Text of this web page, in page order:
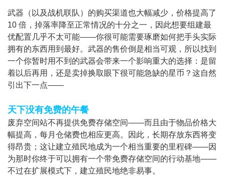
武器（以及战机联队）的购买渠道也大幅减少，价格提高了
10 倍，掉落率降至正常情况的十分之一，因此想要组建最
优配置几乎不太可能——你很可能需要琢磨如何把手头实际
拥有的东西用到最好。武器的售价倒是相当可观，所以找到
一个你暂时用不到的武器会带来一个影响重大的选择：是留
着以后再用，还是卖掉换取眼下很可能急缺的星币？这自然
引出下一点——
天下没有免费的午餐
废弃空间站不再提供免费存储空间——而且由于物品价格大
幅提高，每月仓储费也相应更高。因此，长期存放东西将变
得昂贵；这让建立殖民地成为一个相当重要的里程碑——因
为那时你终于可以拥有一个带免费存储空间的行动基地——
不过在扩展模式下，建立殖民地绝非易事。